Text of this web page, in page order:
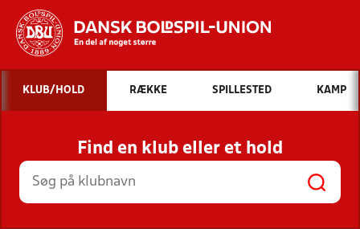
Hvad vil du søge efter?
INDHOLD OG NYHEDER
STILLINGER, RESULTATER, KLUBBER OG
HOLD
KLUB/HOLD RÆKKE SPILLESTED KAMP
Find en klub eller et hold